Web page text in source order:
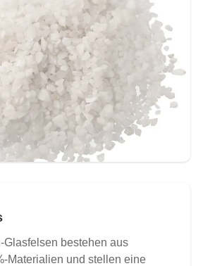
Glasfelsen bestehen aus
Materialien und stellen eine